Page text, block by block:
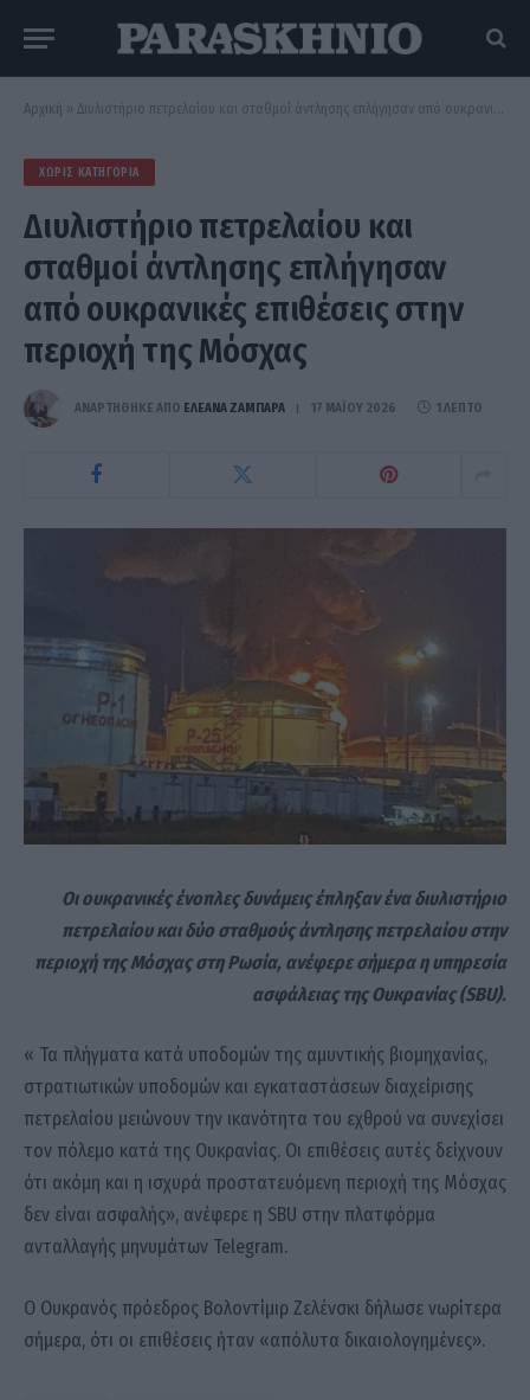
Αρχική » Διυλιστήριο πετρελαίου και σταθμοί άντλησης επλήγησαν από ουκρανικές επιθέσεις στην περιοχή της Μόσχας
ΧΩΡΊΣ ΚΑΤΗΓΟΡΊΑ
Διυλιστήριο πετρελαίου και
σταθμοί άντλησης επλήγησαν
από ουκρανικές επιθέσεις στην
περιοχή της Μόσχας
ΑΝΑΡΤΗΘΗΚΕ ΑΠΟ ΕΛΕΑΝΑ ΖΑΜΠΑΡΑ 17 ΜΑΪ́ΟΥ 2026 1 ΛΕΠΤΌ
Οι ουκρανικές ένοπλες δυνάμεις έπληξαν ένα διυλιστήριο
πετρελαίου και δύο σταθμούς άντλησης πετρελαίου στην
περιοχή της Μόσχας στη Ρωσία, ανέφερε σήμερα η υπηρεσία
ασφάλειας της Ουκρανίας (SBU).
« Τα πλήγματα κατά υποδομών της αμυντικής βιομηχανίας,
στρατιωτικών υποδομών και εγκαταστάσεων διαχείρισης
πετρελαίου μειώνουν την ικανότητα του εχθρού να συνεχίσει
τον πόλεμο κατά της Ουκρανίας. Οι επιθέσεις αυτές δείχνουν
ότι ακόμη και η ισχυρά προστατευόμενη περιοχή της Μόσχας
δεν είναι ασφαλής», ανέφερε η SBU στην πλατφόρμα
ανταλλαγής μηνυμάτων Telegram.
Ο Ουκρανός πρόεδρος Βολοντίμιρ Ζελένσκι δήλωσε νωρίτερα
σήμερα, ότι οι επιθέσεις ήταν «απόλυτα δικαιολογημένες».